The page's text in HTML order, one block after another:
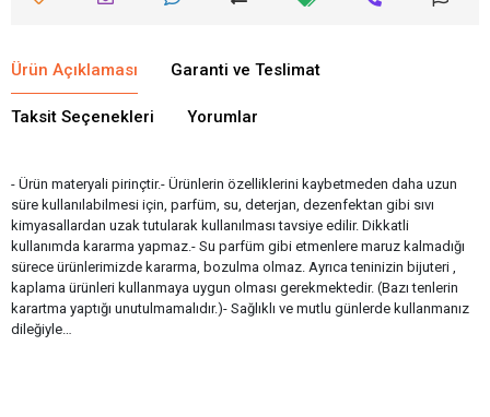
Ürün Açıklaması Garanti ve Teslimat
Taksit Seçenekleri Yorumlar
- Ürün materyali pirinçtir.- Ürünlerin özelliklerini kaybetmeden daha uzun
süre kullanılabilmesi için, parfüm, su, deterjan, dezenfektan gibi sıvı
kimyasallardan uzak tutularak kullanılması tavsiye edilir. Dikkatli
kullanımda kararma yapmaz.- Su parfüm gibi etmenlere maruz kalmadığı
sürece ürünlerimizde kararma, bozulma olmaz. Ayrıca teninizin bijuteri ,
kaplama ürünleri kullanmaya uygun olması gerekmektedir. (Bazı tenlerin
karartma yaptığı unutulmamalıdır.)- Sağlıklı ve mutlu günlerde kullanmanız
dileğiyle…